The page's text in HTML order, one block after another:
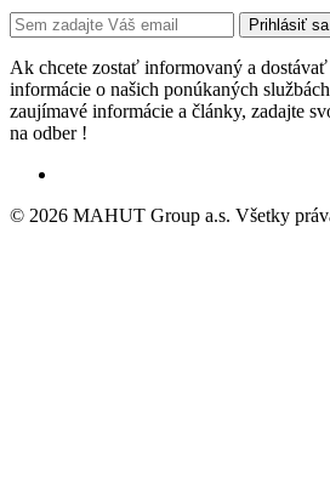
Ak chcete zostať informovaný a
informácie o našich ponúkaných
zaujímavé informácie a články, zadajte
na odber !
© 2026 MAHUT Group a.s. Všetky